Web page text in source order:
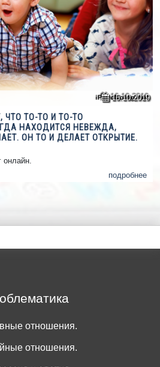
16.10.2019
ЧТО ТО-ТО И ТО-ТО
НАХОДИТСЯ НЕВЕЖДА,
ОН ТО И ДЕЛАЕТ ОТКРЫТИЕ.
подробнее
отношения.
отношения.